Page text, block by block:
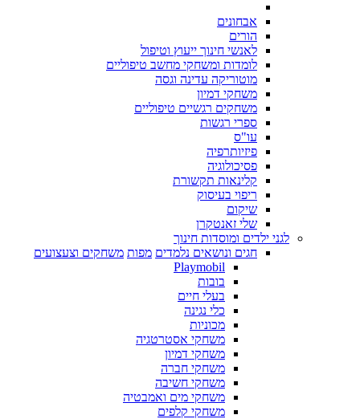
אבחונים
הורים
לאנשי חינוך ייעוץ וטיפול
לומדות ומשחקי מחשב טיפוליים
מוטוריקה עדינה וגסה
משחקי דמיון
משחקים רגשיים טיפוליים
ספרי רגשות
עו"ס
פיזיותרפיה
פסיכולוגיה
קלינאות תקשורת
ריפוי בעיסוק
שיקום
שלי זאנטקרן
לגני ילדים ומוסדות חינוך
חגים ונושאים נלמדים מפות משחקים וצעצועים
Playmobil
בובות
בעלי חיים
כלי נגינה
מכוניות
משחקי אסטרטגיה
משחקי דמיון
משחקי חברה
משחקי חשיבה
משחקי מים ואמבטיה
משחקי קלפים